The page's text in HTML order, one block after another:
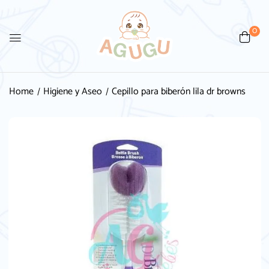
0
Home Higiene y Aseo Cepillo para biberón lila dr browns
Be the first to review “Cepillo
para biberón lila dr browns”
Your rating